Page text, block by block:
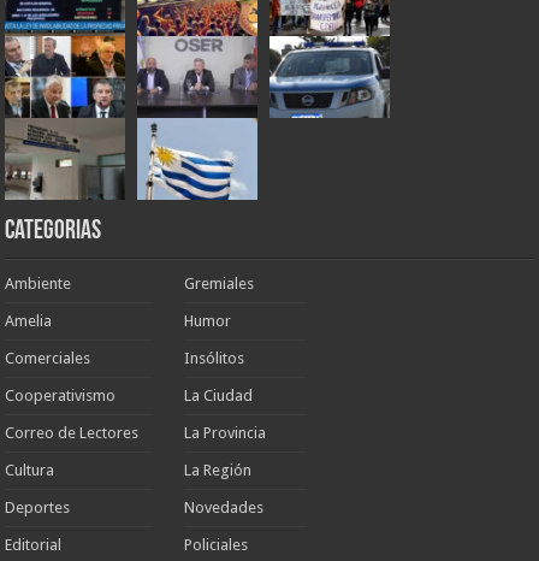
Categorias
Ambiente
Amelia
Comerciales
Cooperativismo
Correo de Lectores
Cultura
Deportes
Editorial
Gremiales
Humor
Insólitos
La Ciudad
La Provincia
La Región
Novedades
Policiales